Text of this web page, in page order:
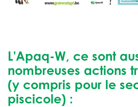
L'Apaq-W, ce sont
nombreuses actions
(y compris pour le
piscicole) :